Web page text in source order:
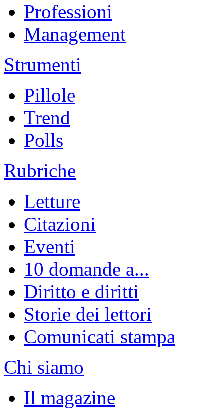
Professioni
Management
Strumenti
Pillole
Trend
Polls
Rubriche
Letture
Citazioni
Eventi
10 domande a...
Diritto e diritti
Storie dei lettori
Comunicati stampa
Chi siamo
Il magazine